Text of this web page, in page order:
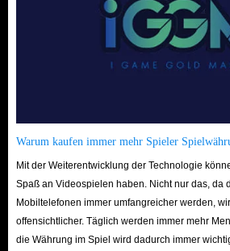
Warum kaufen immer mehr Spieler
Mit der Weiterentwicklung der Technologie
Spaß an Videospielen haben. Nicht nur das, da
Mobiltelefonen immer umfangreicher werden,
offensichtlicher. Täglich werden immer mehr
die Währung im Spiel wird dadurch immer